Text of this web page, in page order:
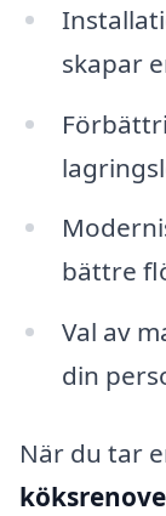
skapar
bättre
Val av
din
När du tar